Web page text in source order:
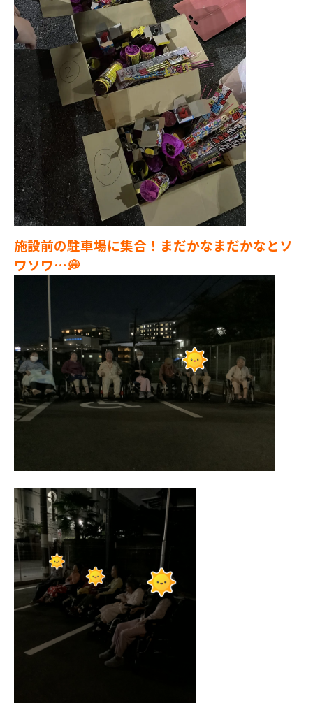
施設前の駐車場に集合！まだかなまだかなとソ
ワソワ…💭